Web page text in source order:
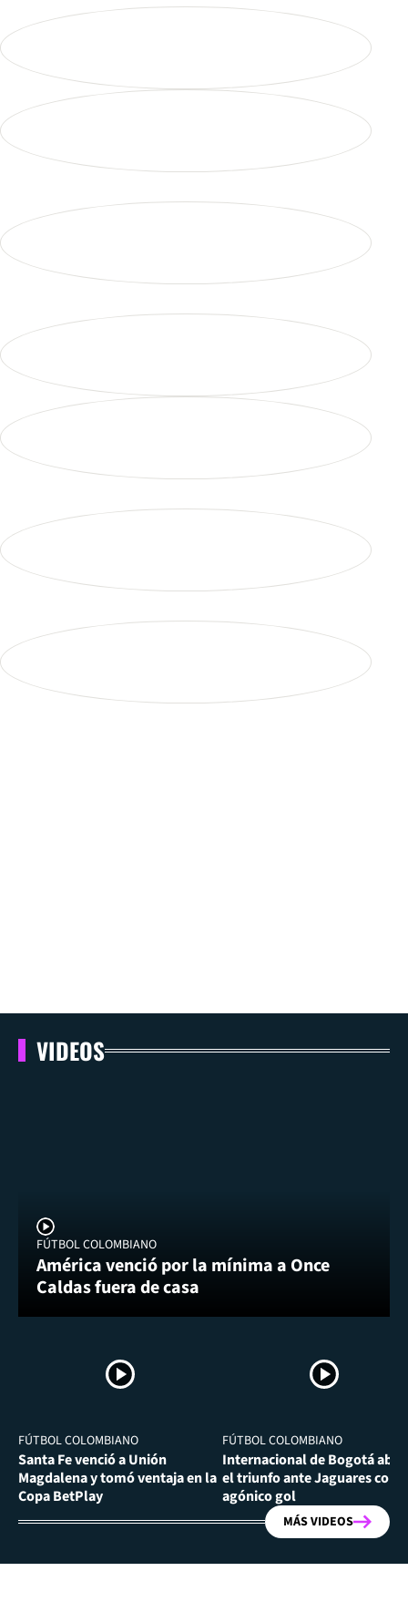
VIDEOS
FÚTBOL COLOMBIANO
América venció por la mínima a Once
Caldas fuera de casa
FÚTBOL COLOMBIANO
Santa Fe venció a Unión
Magdalena y tomó ventaja en la
Copa BetPlay
FÚTBOL COLOMBIANO
Internacional de Bogotá
el triunfo ante Jaguares con
agónico gol
MÁS VIDEOS